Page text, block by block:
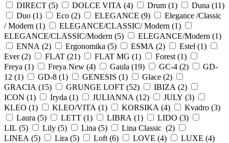
DIRECT (5) DOLCE VITA (4) Drum (1) Duna (11)
Duo (1) Eco (2) ELEGANCE (9)
Elegance /Classic
/ Modern (1) ELEGANCE/CLASSIC/ Modern (1)
ELEGANCE/CLASSIC/Modern (5) ELEGANCE/Modern (1)
ENNA (2) Ergonomika (5) ESMA (2) Estel (1)
Ever (2) FLAT (21) FLAT MG (1) Forest (1)
Freya (1) Freya New (4) Gaula (19) GC-4 (2)
GD-
12 (1) GD-8 (1) GENESIS (1) Glace (2)
GRACIA (15) GRUNGE LOFT (52) IBIZA (2)
ICON (1) Iryda (1) JULIANNA (12) JULY (3)
KLEO (1) KLEO/VITA (1) KORSIKA (4) Kvadro (3)
Laura (5) LETT (1) LIBRA (1) LIDO (3)
LIL (5) Lily (5) Lina (5) Lina Classic (2)
LINEA (5) Lira (5) Loft (6) LOVE (4) LUXE (4)